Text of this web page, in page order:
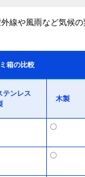
線や風雨など気候
箱の比較
テンレス
木製
〇
〇